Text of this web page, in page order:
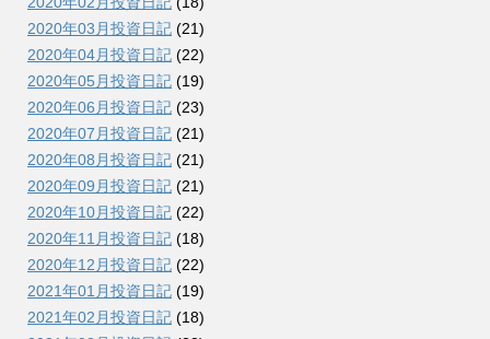
2020年03月投資日記 (21)
2020年04月投資日記 (22)
2020年05月投資日記 (19)
2020年06月投資日記 (23)
2020年07月投資日記 (21)
2020年08月投資日記 (21)
2020年09月投資日記 (21)
2020年10月投資日記 (22)
2020年11月投資日記 (18)
2020年12月投資日記 (22)
2021年01月投資日記 (19)
2021年02月投資日記 (18)